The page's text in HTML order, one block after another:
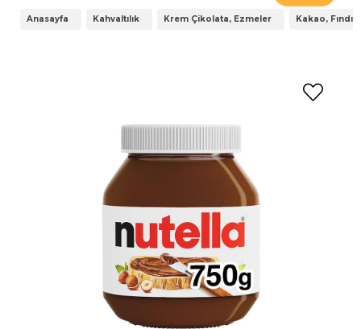
Anasayfa Kahvaltılık Krem Çikolata, Ezmeler Kakao,